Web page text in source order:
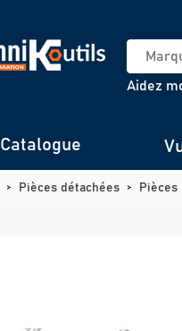
Aidez
Catalogue
Pièces détachées